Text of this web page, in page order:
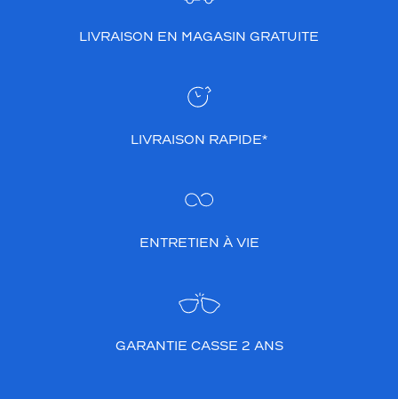
LIVRAISON EN MAGASIN GRATUITE
LIVRAISON RAPIDE*
ENTRETIEN À VIE
GARANTIE CASSE 2 ANS